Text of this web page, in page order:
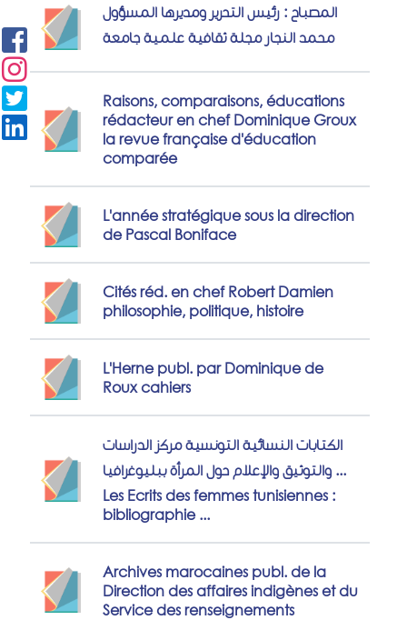
المصباح : رئيس التحرير ومديرها المسؤول
محمد النجار مجلة ثقافية علمية جامعة
Raisons, comparaisons, éducations
rédacteur en chef Dominique Groux
la revue française d'éducation
comparée
L'année stratégique sous la direction
de Pascal Boniface
Cités réd. en chef Robert Damien
philosophie, politique, histoire
L'Herne publ. par Dominique de
Roux cahiers
الكتابات النسائية التونسية مركز الدراسات
والتوثيق والإعلام حول المرأة ببليوغرافيا ...
Les Ecrits des femmes tunisiennes :
bibliographie ...
Archives marocaines publ. de la
Direction des affaires indigènes et du
Service des renseignements